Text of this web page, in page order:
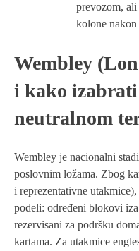
prevozom,
kolone nakon
Wembley
i kako
neutralnom
Wembley je nacionalni
poslovnim ložama. Zbog
i reprezentativne
podeli: određeni blokovi
rezervisani za podršku
kartama. Za utakmice